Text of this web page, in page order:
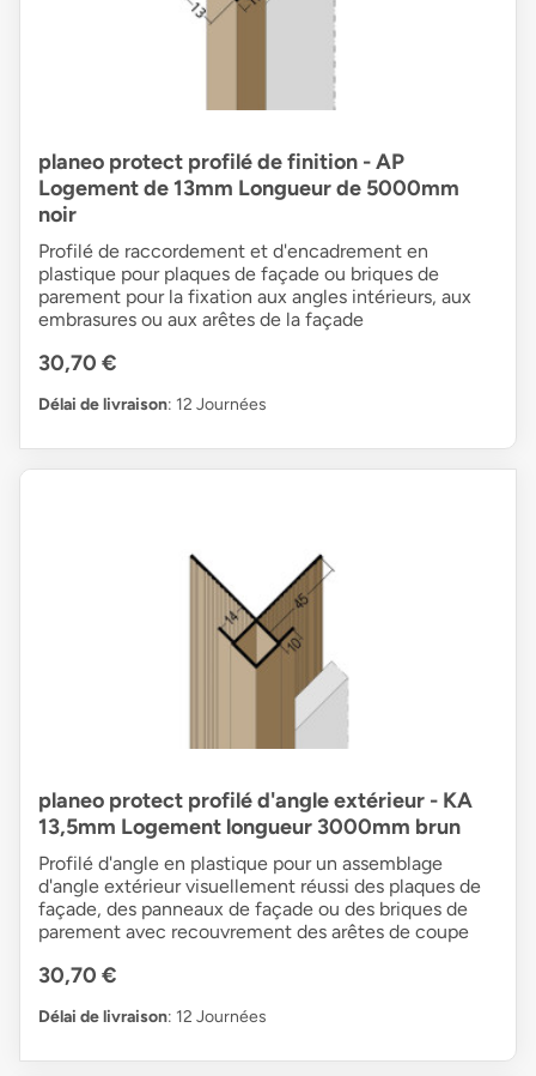
planeo protect profilé de finition - AP
Logement de 13mm Longueur de 5000mm
noir
Profilé de raccordement et d'encadrement en
plastique pour plaques de façade ou briques de
parement pour la fixation aux angles intérieurs, aux
embrasures ou aux arêtes de la façade
30,70 €
Délai de livraison: 12 Journées
planeo protect profilé d'angle extérieur - KA
13,5mm Logement longueur 3000mm brun
Profilé d'angle en plastique pour un assemblage
d'angle extérieur visuellement réussi des plaques de
façade, des panneaux de façade ou des briques de
parement avec recouvrement des arêtes de coupe
30,70 €
Délai de livraison: 12 Journées